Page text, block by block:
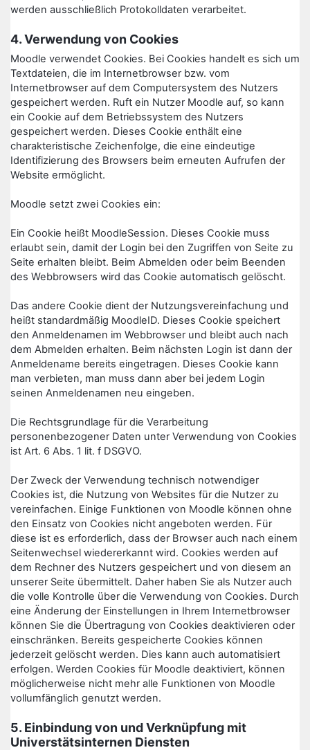
werden ausschließlich Protokolldaten verarbeitet.
4. Verwendung von Cookies
Moodle verwendet Cookies. Bei Cookies handelt es sich um
Textdateien, die im Internetbrowser bzw. vom
Internetbrowser auf dem Computersystem des Nutzers
gespeichert werden. Ruft ein Nutzer Moodle auf, so kann
ein Cookie auf dem Betriebssystem des Nutzers
gespeichert werden. Dieses Cookie enthält eine
charakteristische Zeichenfolge, die eine eindeutige
Identifizierung des Browsers beim erneuten Aufrufen der
Website ermöglicht.
Moodle setzt zwei Cookies ein:
Ein Cookie heißt MoodleSession. Dieses Cookie muss
erlaubt sein, damit der Login bei den Zugriffen von Seite zu
Seite erhalten bleibt. Beim Abmelden oder beim Beenden
des Webbrowsers wird das Cookie automatisch gelöscht.
Das andere Cookie dient der Nutzungsvereinfachung und
heißt standardmäßig MoodleID. Dieses Cookie speichert
den Anmeldenamen im Webbrowser und bleibt auch nach
dem Abmelden erhalten. Beim nächsten Login ist dann der
Anmeldename bereits eingetragen. Dieses Cookie kann
man verbieten, man muss dann aber bei jedem Login
seinen Anmeldenamen neu eingeben.
Die Rechtsgrundlage für die Verarbeitung
personenbezogener Daten unter Verwendung von Cookies
ist Art. 6 Abs. 1 lit. f DSGVO.
Der Zweck der Verwendung technisch notwendiger
Cookies ist, die Nutzung von Websites für die Nutzer zu
vereinfachen. Einige Funktionen von Moodle können ohne
den Einsatz von Cookies nicht angeboten werden. Für
diese ist es erforderlich, dass der Browser auch nach einem
Seitenwechsel wiedererkannt wird. Cookies werden auf
dem Rechner des Nutzers gespeichert und von diesem an
unserer Seite übermittelt. Daher haben Sie als Nutzer auch
die volle Kontrolle über die Verwendung von Cookies. Durch
eine Änderung der Einstellungen in Ihrem Internetbrowser
können Sie die Übertragung von Cookies deaktivieren oder
einschränken. Bereits gespeicherte Cookies können
jederzeit gelöscht werden. Dies kann auch automatisiert
erfolgen. Werden Cookies für Moodle deaktiviert, können
möglicherweise nicht mehr alle Funktionen von Moodle
vollumfänglich genutzt werden.
5. Einbindung von und Verknüpfung mit
Universtätsinternen Diensten